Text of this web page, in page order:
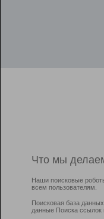
Что мы
Наши поисковые
всем пользователям.
Поисковая база
данные Поиска ссылок